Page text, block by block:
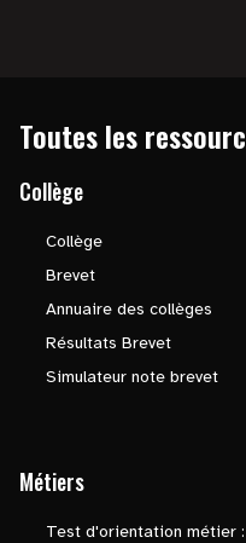
Toutes les
Collège
Collège
Brevet
Annuaire des collèges
Résultats Brevet
Simulateur note brevet
Métiers
Test d'orientation métier